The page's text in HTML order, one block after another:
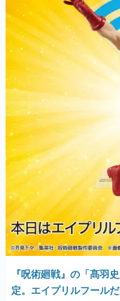
『呪術廻戦』の「髙羽
定。エイプリルフール